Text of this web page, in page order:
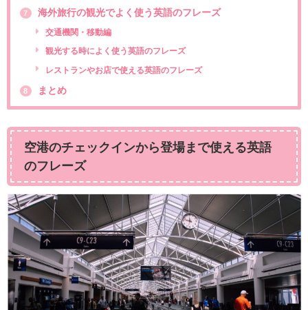
7 海外旅行の観光でよく使う英語のフレーズ
交通機関・移動編
観光する時によく使う英語のフレーズ
レストランやお店で使える英語のフレーズ
8 まとめ
空港のチェックインから登場まで使える英語
のフレーズ